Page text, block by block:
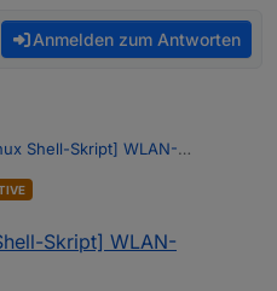
Anmelden zum Antworten
Shell-Skript] WLAN-
immer nötig
falsch verstanden, dachte,
Und kann den
Skript] WLAN-